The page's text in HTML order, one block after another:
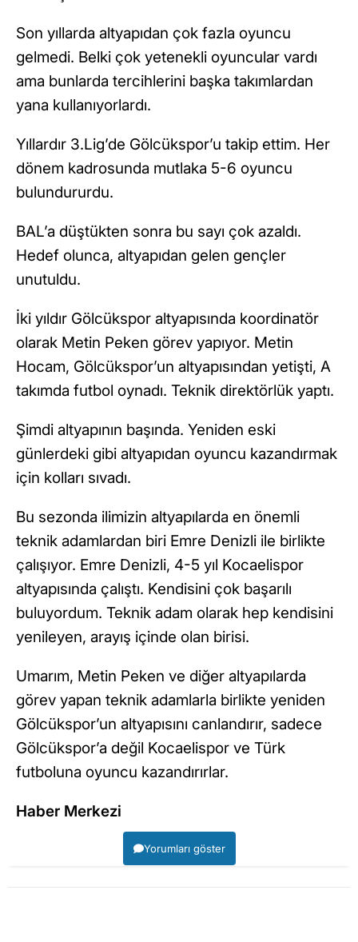
Son yıllarda altyapıdan çok fazla oyuncu
gelmedi. Belki çok yetenekli oyuncular vardı
ama bunlarda tercihlerini başka takımlardan
yana kullanıyorlardı.
Yıllardır 3.Lig’de Gölcükspor’u takip ettim. Her
dönem kadrosunda mutlaka 5-6 oyuncu
bulundururdu.
BAL’a düştükten sonra bu sayı çok azaldı.
Hedef olunca, altyapıdan gelen gençler
unutuldu.
İki yıldır Gölcükspor altyapısında koordinatör
olarak Metin Peken görev yapıyor. Metin
Hocam, Gölcükspor’un altyapısından yetişti, A
takımda futbol oynadı. Teknik direktörlük yaptı.
Şimdi altyapının başında. Yeniden eski
günlerdeki gibi altyapıdan oyuncu kazandırmak
için kolları sıvadı.
Bu sezonda ilimizin altyapılarda en önemli
teknik adamlardan biri Emre Denizli ile birlikte
çalışıyor. Emre Denizli, 4-5 yıl Kocaelispor
altyapısında çalıştı. Kendisini çok başarılı
buluyordum. Teknik adam olarak hep kendisini
yenileyen, arayış içinde olan birisi.
Umarım, Metin Peken ve diğer altyapılarda
görev yapan teknik adamlarla birlikte yeniden
Gölcükspor’un altyapısını canlandırır, sadece
Gölcükspor’a değil Kocaelispor ve Türk
futboluna oyuncu kazandırırlar.
Haber Merkezi
Yorumları göster